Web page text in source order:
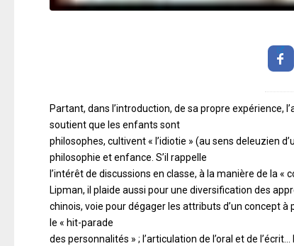
Partant, dans l’introduction, de sa propre expérience,
soutient que les enfants sont
philosophes, cultivent « l’idiotie » (au sens deleuzien
philosophie et enfance. S’il rappelle
l’intérêt de discussions en classe, à la manière de la
Lipman, il plaide aussi pour une diversification des
chinois, voie pour dégager les attributs d’un concept
le « hit-parade
des personnalités » ; l’articulation de l’oral et de